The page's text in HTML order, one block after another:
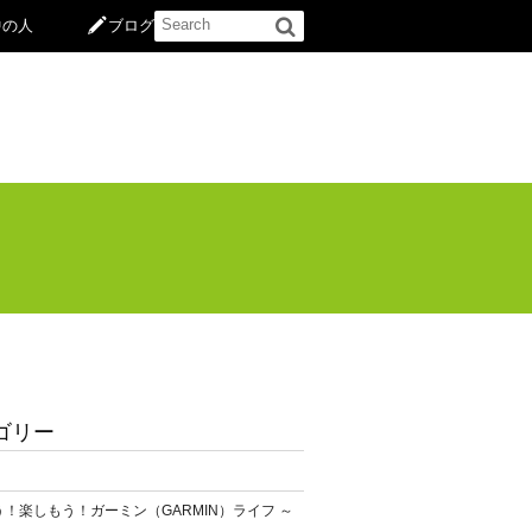
人 ブログ
リー
！楽しもう！ガーミン（GARMIN）ライフ ～